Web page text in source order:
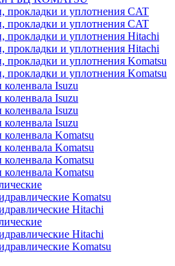
прокладки и уплотнения CAT
прокладки и уплотнения CAT
прокладки и уплотнения Hitachi
прокладки и уплотнения Hitachi
прокладки и уплотнения Komatsu
прокладки и уплотнения Komatsu
Isuzu
Isuzu
Isuzu
Isuzu
Komatsu
Komatsu
Komatsu
Komatsu
Komatsu
Hitachi
Hitachi
Komatsu